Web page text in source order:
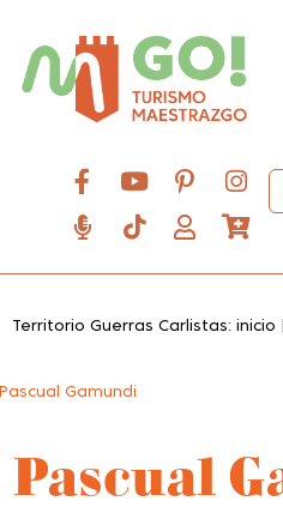
Territorio Guerras Carlistas: inicio
Pascual Gamundi
Pascual